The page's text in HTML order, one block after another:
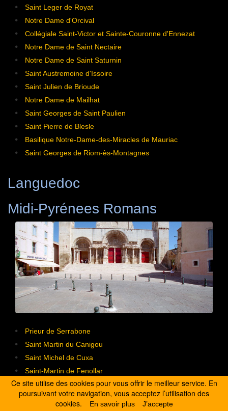
Saint Leger de Royat
Notre Dame d'Orcival
Collégiale Saint-Victor et Sainte-Couronne d'Ennezat
Notre Dame de Saint Nectaire
Notre Dame de Saint Saturnin
Saint Austremoine d'Issoire
Saint Julien de Brioude
Notre Dame de Mailhat
Saint Georges de Saint Paulien
Saint Pierre de Blesle
Basilique Notre-Dame-des-Miracles de Mauriac
Saint Georges de Riom-ès-Montagnes
Languedoc
Midi-Pyrénees Romans
Prieur de Serrabone
Saint Martin du Canigou
Saint Michel de Cuxa
Saint-Martin de Fenollar
Sainte Marie de Marcevol
Sainte-Marie de Corneilla-de-Conflent
Ce site utilise des cookies pour vous offrir le meilleur service. En
poursuivant votre navigation, vous acceptez l’utilisation des
cookies.
En savoir plus J’accepte